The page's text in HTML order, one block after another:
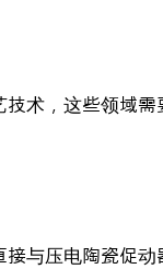
术，这些领域需
与压电陶瓷促